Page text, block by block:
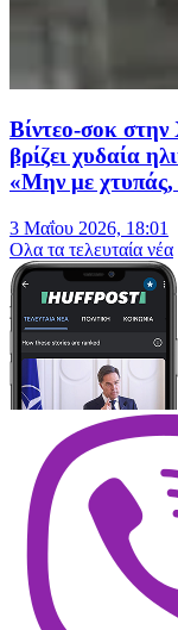
Βίντεο-σοκ στην
βρίζει χυδαία
«Μην με χτυπάς,
3 Μαΐου 2026, 18:01
Oλα τα τελευταία νέα